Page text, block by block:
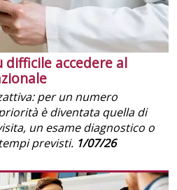
difficile accedere al
per un numero
è diventata quella di
un esame diagnostico o
previsti. 1/07/26